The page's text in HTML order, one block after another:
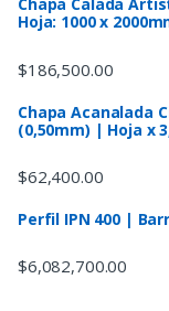
Chapa Calada
Hoja: 1000 x
$186,500.00
Chapa Acanalada
(0,50mm) | Hoja x
$62,400.00
Perfil IPN 400 |
$6,082,700.00